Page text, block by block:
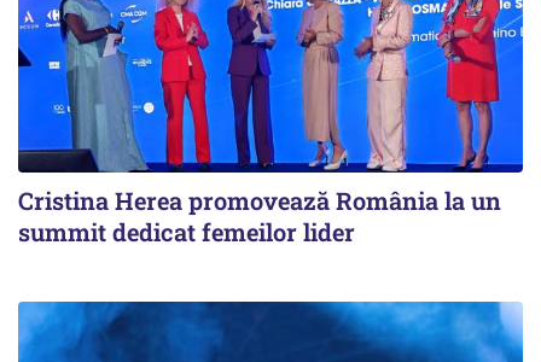
Cristina Herea promovează România la un
summit dedicat femeilor lider